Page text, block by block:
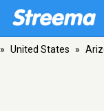
» United States »